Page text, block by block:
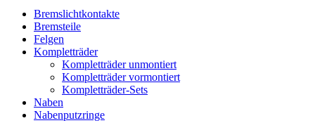
Bremslichtkontakte
Bremsteile
Felgen
Kompletträder
Kompletträder unmontiert
Kompletträder vormontiert
Kompletträder-Sets
Naben
Nabenputzringe